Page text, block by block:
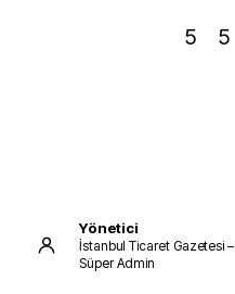
5 5
Yönetici
İstanbul Ticaret Gazetesi –
Süper Admin